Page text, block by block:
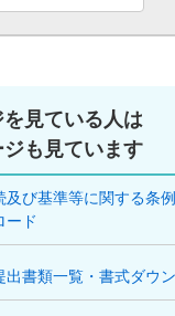
見ている人は
も見ています
及び基準等に関する条
ード
出書類一覧・書式ダウ